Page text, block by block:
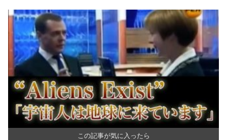
この記事が気に入ったら